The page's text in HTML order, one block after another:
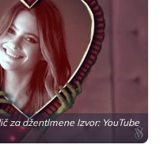
za džentlmene Izvor: YouTube